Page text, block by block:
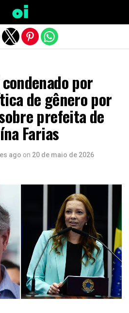
por
de gênero por
prefeita de
Farias
ago on 20 de maio de 2026
versão mobile